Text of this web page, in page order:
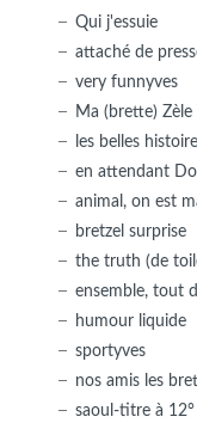
Qui j'essuie
attaché de
very funnyves
Ma (brette) Zèle
les belles
en attendant
animal, on est
bretzel surprise
the truth (de
ensemble, tout
humour liquide
sportyves
nos amis les
saoul-titre à